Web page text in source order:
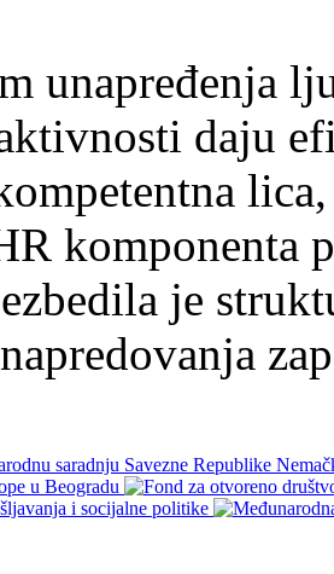
unapređenja
daju
komponenta
je